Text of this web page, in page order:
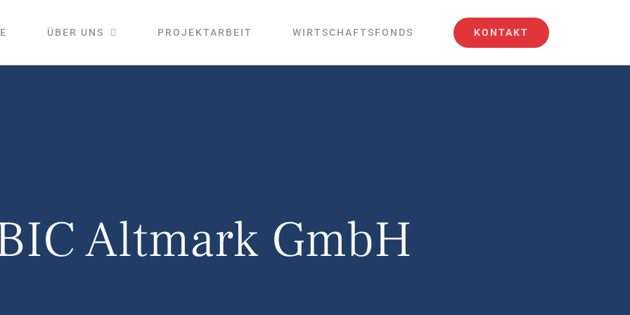
ÜBER UNS PROJEKTARBEIT WIRTSCHAFTSFONDS KONTAKT
Altmark GmbH